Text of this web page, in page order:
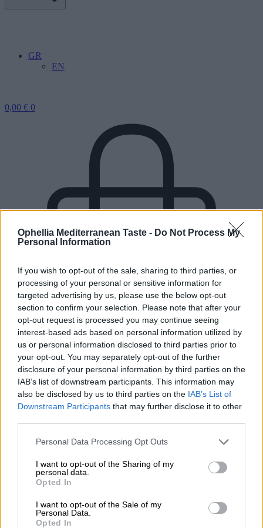
Ophellia Mediterranean Taste - Do Not Process My
Personal Information
If you wish to opt-out of the sale, sharing to third parties, or
processing of your personal or sensitive information for
targeted advertising by us, please use the below opt-out
section to confirm your selection. Please note that after your
opt-out request is processed you may continue seeing
interest-based ads based on personal information utilized by
us or personal information disclosed to third parties prior to
your opt-out. You may separately opt-out of the further
disclosure of your personal information by third parties on the
IAB’s list of downstream participants. This information may
also be disclosed by us to third parties on the IAB’s List of
Downstream Participants that may further disclose it to other
Personal Data Processing Opt Outs
I want to opt-out of the Sharing of my
personal data.
Opted In
I want to opt-out of the Sale of my
Personal Data.
Opted In
GR
EN
0,00 € 0
Cart
Olivin Hyaluronic Face Serum 30ml
Ορός προσώπου με γλυκερίνη και 1% υαλουρονικό οξύ που
ενυδατώνει το δέρμα και επαναφέρει την ελαστικότητα του.
Επαναφέρει την ελαστικότητα του δέρματος.